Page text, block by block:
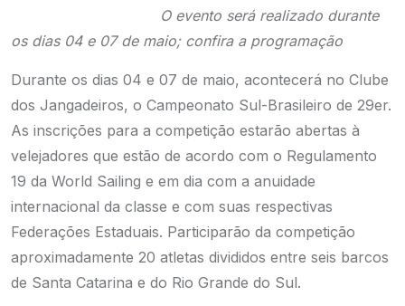
O evento será realizado durante
os dias 04 e 07 de maio; confira a programação
Durante os dias 04 e 07 de maio, acontecerá no Clube
dos Jangadeiros, o Campeonato Sul-Brasileiro de 29er.
As inscrições para a competição estarão abertas à
velejadores que estão de acordo com o Regulamento
19 da World Sailing e em dia com a anuidade
internacional da classe e com suas respectivas
Federações Estaduais. Participarão da competição
aproximadamente 20 atletas divididos entre seis barcos
de Santa Catarina e do Rio Grande do Sul.